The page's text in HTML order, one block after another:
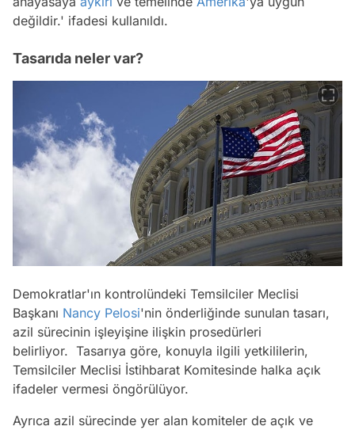
değildir.' ifadesi kullanıldı.
Tasarıda neler var?
Demokratlar'ın kontrolündeki Temsilciler Meclisi
Başkanı Nancy Pelosi'nin önderliğinde sunulan tasarı,
azil sürecinin işleyişine ilişkin prosedürleri
belirliyor. Tasarıya göre, konuyla ilgili yetkililerin,
Temsilciler Meclisi İstihbarat Komitesinde halka açık
ifadeler vermesi öngörülüyor.
Ayrıca azil sürecinde yer alan komiteler de açık ve